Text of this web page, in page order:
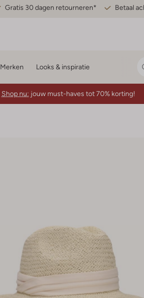
Gratis 30 dagen retourneren* Betaal
Merken Looks & inspiratie
Shop nu: jouw must-haves tot 70% korting!